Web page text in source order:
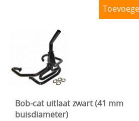
Bob-cat uitlaat zwart (41 mm
buisdiameter)